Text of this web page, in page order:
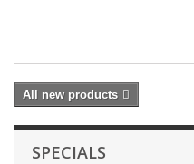
All new products
SPECIALS